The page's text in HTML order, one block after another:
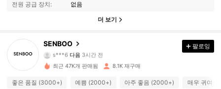
전원 공급 장치:
없음
더 보기
SENBOO
s***6다음
5***3 가 탐색 중입니다
4.89
3.6K 팔로워
팔로잉
최근 47K개 판매됨 8.1K 재구매
좋은 품질 (3000+) 예쁨 (2000+) 아주 좋음 (2000+) 매우 귀여